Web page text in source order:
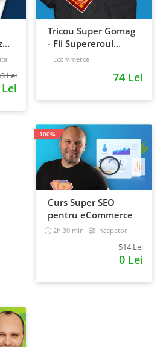
Lei
Tricou Super Gomag
- Fii Supereroul
Clientilor Tai
Ecommerce
74 Lei
Curs Super SEO
pentru eCommerce
2h 30 min Incepator
514 Lei
0 Lei
-100%